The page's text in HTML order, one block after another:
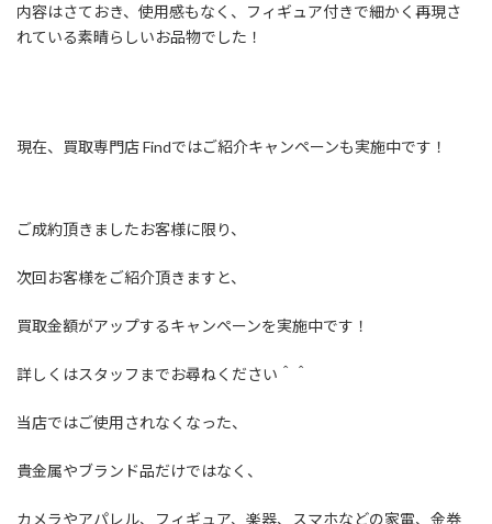
内容はさておき、使用感もなく、フィギュア付きで細かく再現さ
れている素晴らしいお品物でした！
現在、買取専門店 Findではご紹介キャンペーンも実施中です！
ご成約頂きましたお客様に限り、
次回お客様をご紹介頂きますと、
買取金額がアップするキャンペーンを実施中です！
詳しくはスタッフまでお尋ねください＾＾
当店ではご使用されなくなった、
貴金属やブランド品だけではなく、
カメラやアパレル、フィギュア、楽器、スマホなどの家電、金券